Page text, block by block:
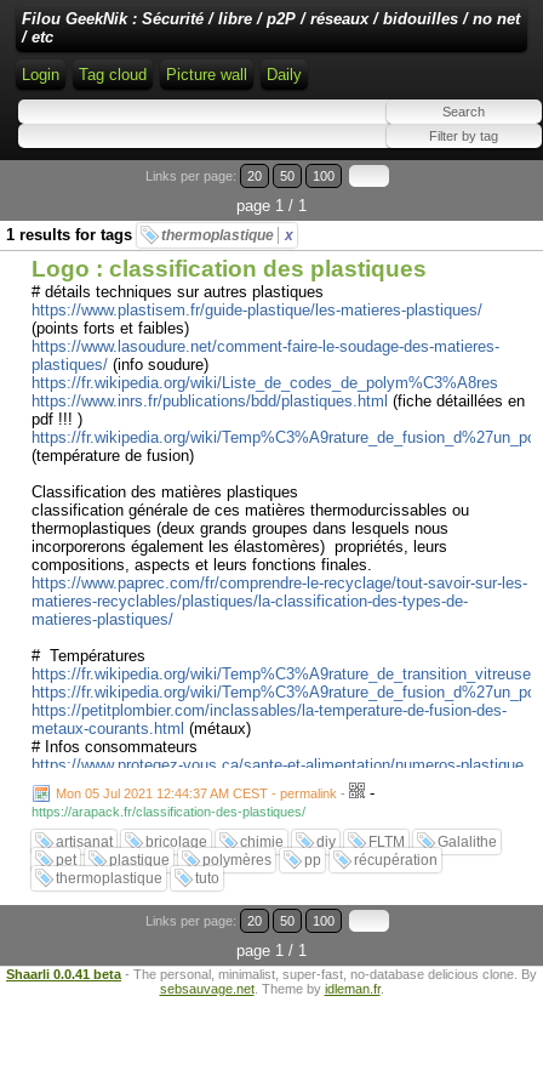
Filou GeekNik : Sécurité / libre / p2P / réseaux / bidouilles / no net
/ etc
Login Tag cloud Picture wall Daily
Links per page: 20 50 100
page 1 / 1
1 results for tags
thermoplastique x
Logo : classification des plastiques
# détails techniques sur autres plastiques
https://www.plastisem.fr/guide-plastique/les-matieres-plastiques/
(points forts et faibles)
https://www.lasoudure.net/comment-faire-le-soudage-des-matieres-
plastiques/ (info soudure)
https://fr.wikipedia.org/wiki/Liste_de_codes_de_polym%C3%A8res
https://www.inrs.fr/publications/bdd/plastiques.html (fiche détaillées en
pdf !!! )
https://fr.wikipedia.org/wiki/
(température de fusion)
Classification des matières plastiques
classification générale de ces matières thermodurcissables ou
thermoplastiques (deux grands groupes dans lesquels nous
incorporerons également les élastomères) propriétés, leurs
compositions, aspects et leurs fonctions finales.
https://www.paprec.com/fr/comprendre-le-recyclage/tout-savoir-sur-les-
matieres-recyclables/plastiques/la-classification-des-types-de-
matieres-plastiques/
# Températures
https://fr.wikipedia.org/wiki/Temp%C3%A9rature_de_transition_vitreuse
https://fr.wikipedia.org/wiki/
https://petitplombier.com/inclassables/la-temperature-de-fusion-des-
metaux-courants.html (métaux)
# Infos consommateurs
https://www.protegez-vous.ca/sante-et-alimentation/numeros-plastique
(detail des utilisations)
https://arapack.fr/classification-des-plastiques/
https://fr.wikipedia.org/wiki/
# Tuto /
https://www.poimobile.fr/decouvrez-ce-quon-peut-faire-avec-des-
bouchons-en-plastique/
https://www.youtube.com/watch?v=VrLT-lsxk-o(agrafes chauffées )
https://forums.futura-sciences.com/chimie/507050-solvant-
polyethylene-pe-pet-ped-etc.html(solvant PET)
https://www.fablablille.fr/creations/tutoriels
https://www.youtube.com/watch?v=lhmHfGQB2Kwméthodes
ingénieuses pour réparer les plastiques cassés d
Mon 05 Jul 2021 12:44:37 AM CEST - permalink - -
https://arapack.fr/classification-des-plastiques/
artisanat bricolage chimie diy FLTM
Galalithe
pet
plastique polymères pp
récupération
thermoplastique
tuto
Links per page: 20 50 100
page 1 / 1
Shaarli 0.0.41 beta - The personal, minimalist, super-fast, no-database delicious clone. By
sebsauvage.net. Theme by idleman.fr.